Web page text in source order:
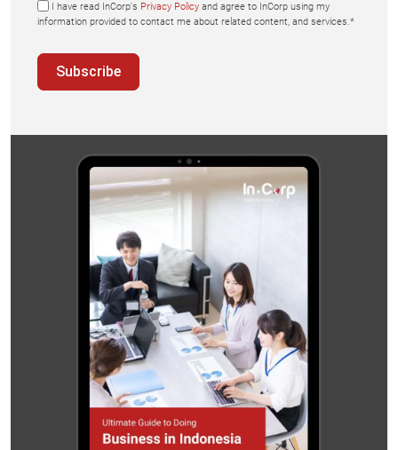
I have read InCorp's Privacy Policy and agree to InCorp using my
information provided to contact me about related content, and services.*
Subscribe